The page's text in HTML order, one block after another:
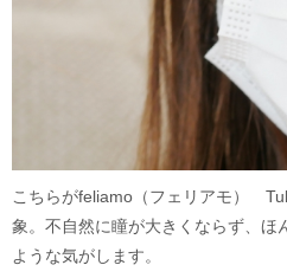
こちらがfeliamo（フェリアモ）
象。不自然に瞳が大きくならず、ほ
ような気がします。